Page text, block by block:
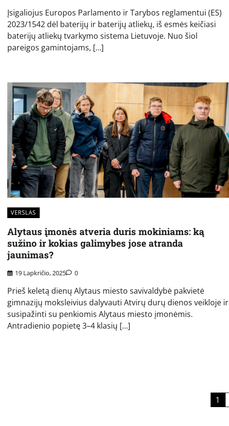
Įsigaliojus Europos Parlamento ir Tarybos reglamentui (ES)
2023/1542 dėl baterijų ir baterijų atliekų, iš esmės keičiasi
baterijų atliekų tvarkymo sistema Lietuvoje. Nuo šiol
pareigos gamintojams, […]
VERSLAS
Alytaus įmonės atveria duris mokiniams: ką
sužino ir kokias galimybes jose atranda
jaunimas?
19 Lapkričio, 2025 0
Prieš keletą dienų Alytaus miesto savivaldybė pakvietė
gimnazijų moksleivius dalyvauti Atvirų durų dienos veikloje ir
susipažinti su penkiomis Alytaus miesto įmonėmis.
Antradienio popietę 3–4 klasių […]
1